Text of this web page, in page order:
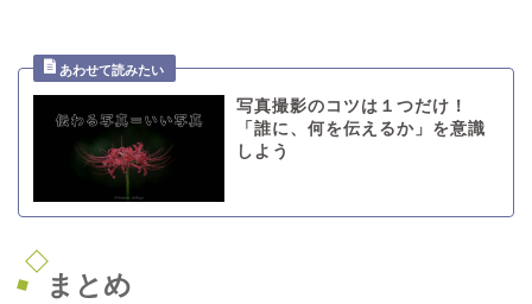
写真撮影のコツは１つだけ！
「誰に、何を伝えるか」を意識
しよう
まとめ